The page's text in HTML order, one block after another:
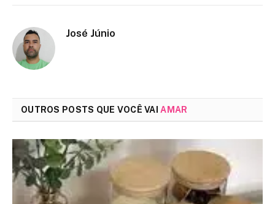
José Júnio
OUTROS POSTS QUE VOCÊ VAI AMAR